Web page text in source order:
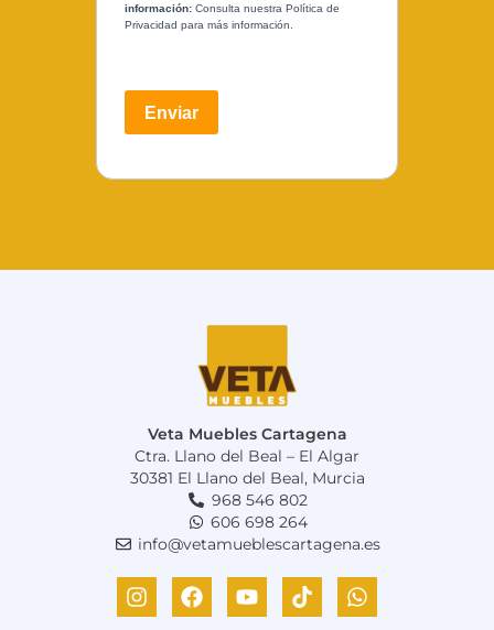
información: Consulta nuestra Política de
Privacidad para más información.
Enviar
Veta Muebles Cartagena
Ctra. Llano del Beal – El Algar
30381 El Llano del Beal, Murcia
968 546 802
606 698 264
info@vetamueblescartagena.es
I
n
F
a
Y
o
T
i
W
h